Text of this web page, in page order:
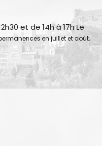
et de 14h à 17h Le
en juillet et août,